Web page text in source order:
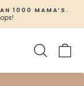
1000 MAMA’S.
Zoeken